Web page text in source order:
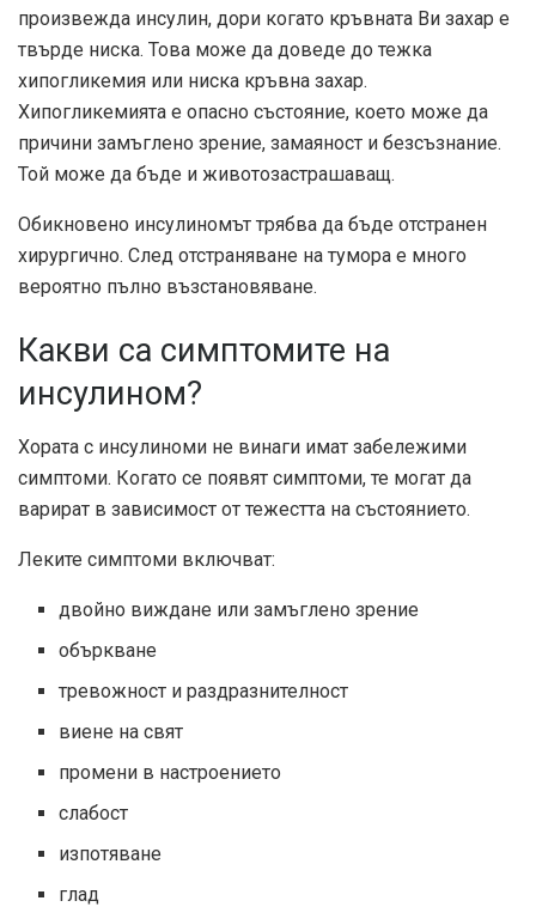
произвежда инсулин, дори когато кръвната Ви захар е
твърде ниска. Това може да доведе до тежка
хипогликемия или ниска кръвна захар.
Хипогликемията е опасно състояние, което може да
причини замъглено зрение, замаяност и безсъзнание.
Той може да бъде и животозастрашаващ.
Обикновено инсулиномът трябва да бъде отстранен
хирургично. След отстраняване на тумора е много
вероятно пълно възстановяване.
Какви са симптомите на
инсулином?
Хората с инсулиноми не винаги имат забележими
симптоми. Когато се появят симптоми, те могат да
варират в зависимост от тежестта на състоянието.
Леките симптоми включват:
двойно виждане или замъглено зрение
объркване
тревожност и раздразнителност
виене на свят
промени в настроението
слабост
изпотяване
глад